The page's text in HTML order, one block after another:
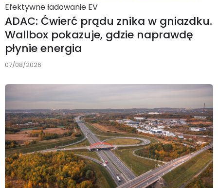
Efektywne ładowanie EV
ADAC: Ćwierć prądu znika w gniazdku.
Wallbox pokazuje, gdzie naprawdę
płynie energia
07/08/2026